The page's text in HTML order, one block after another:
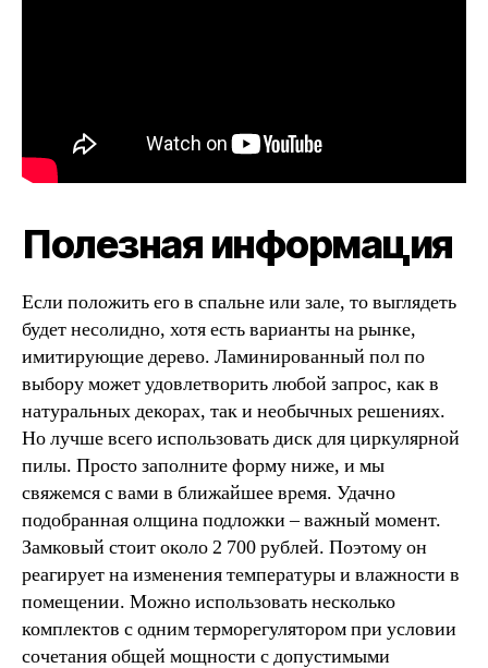
Полезная информация
Если положить его в спальне или зале, то выглядеть
будет несолидно, хотя есть варианты на рынке,
имитирующие дерево. Ламинированный пол по
выбору может удовлетворить любой запрос, как в
натуральных декорах, так и необычных решениях.
Но лучше всего использовать диск для циркулярной
пилы. Просто заполните форму ниже, и мы
свяжемся с вами в ближайшее время. Удачно
подобранная олщина подложки – важный момент.
Замковый стоит около 2 700 рублей. Поэтому он
реагирует на изменения температуры и влажности в
помещении. Можно использовать несколько
комплектов с одним терморегулятором при условии
сочетания общей мощности с допустимыми